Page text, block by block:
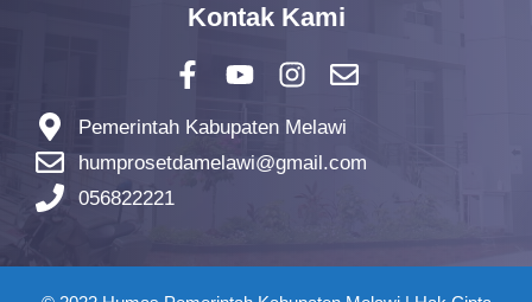
Kontak Kami
Pemerintah Kabupaten Melawi
humprosetdamelawi@gmail.com
056822221